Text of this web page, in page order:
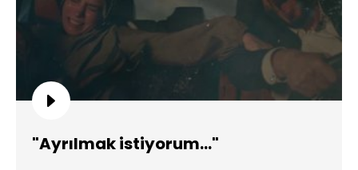
"Ayrılmak istiyorum..."